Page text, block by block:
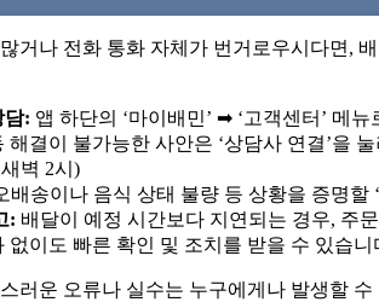
거나 전화 통화 자체가 번거로우시다면,
담: 앱 하단의 ‘마이배민’ ➡ ‘고객센터’ 메
해결이 불가능한 사안은 ‘상담사 연결’을
벽 2시)
배송이나 음식 상태 불량 등 상황을 증명할
: 배달이 예정 시간보다 지연되는 경우, 주
없이도 빠른 확인 및 조치를 받을 수 있습니
러운 오류나 실수는 누구에게나 발생할